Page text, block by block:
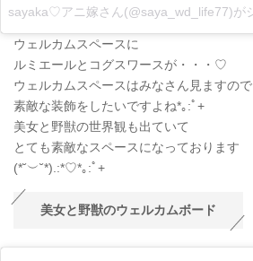
ウェルカムスペースに
ルミエールとコグスワースが・・・♡
ウェルカムスペースはみなさん見ますので
素敵な装飾をしたいですよね*｡:ﾟ+
美女と野獣の世界観も出ていて
とても素敵なスペースになっております
(*˘︶˘*) .:*♡*｡:ﾟ+
美女と野獣のウェルカムボード